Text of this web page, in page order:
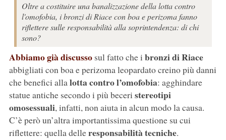
Oltre a costituire una banalizzazione della lotta contro
l'omofobia, i bronzi di Riace con boa e perizoma fanno
riflettere sulle responsabilità alla soprintendenza: di chi
sono?
Abbiamo già discussosul fatto che i bronzi di Riace
abbigliati con boa e perizoma leopardato creino più danni
che benefici allalotta contro l’omofobia: agghindare
statue antiche secondo i più beceri stereotipi
omosessuali, infatti, non aiuta in alcun modo la causa.
C’è però un’altra importantissima questione su cui
riflettere: quella delleresponsabilità tecniche.